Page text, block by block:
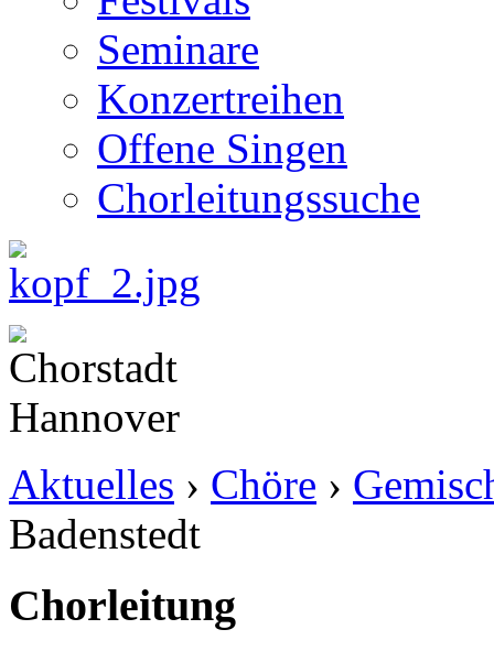
Seminare
Konzertreihen
Offene Singen
Chorleitungssuche
Aktuelles › Chöre ›
Badenstedt
Chorleitung